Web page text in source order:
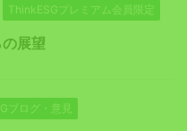
ThinkESGプレミアム会員限定
展望
ブログ・意見